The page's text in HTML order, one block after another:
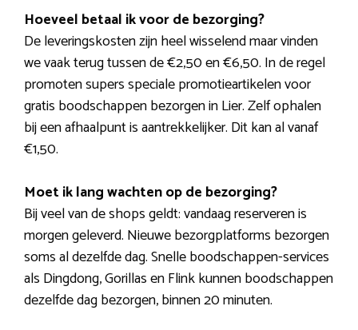
Hoeveel betaal ik voor de bezorging?
De leveringskosten zijn heel wisselend maar vinden
we vaak terug tussen de €2,50 en €6,50. In de regel
promoten supers speciale promotieartikelen voor
gratis boodschappen bezorgen in Lier. Zelf ophalen
bij een afhaalpunt is aantrekkelijker. Dit kan al vanaf
€1,50.
Moet ik lang wachten op de bezorging?
Bij veel van de shops geldt: vandaag reserveren is
morgen geleverd. Nieuwe bezorgplatforms bezorgen
soms al dezelfde dag. Snelle boodschappen-services
als Dingdong, Gorillas en Flink kunnen boodschappen
dezelfde dag bezorgen, binnen 20 minuten.